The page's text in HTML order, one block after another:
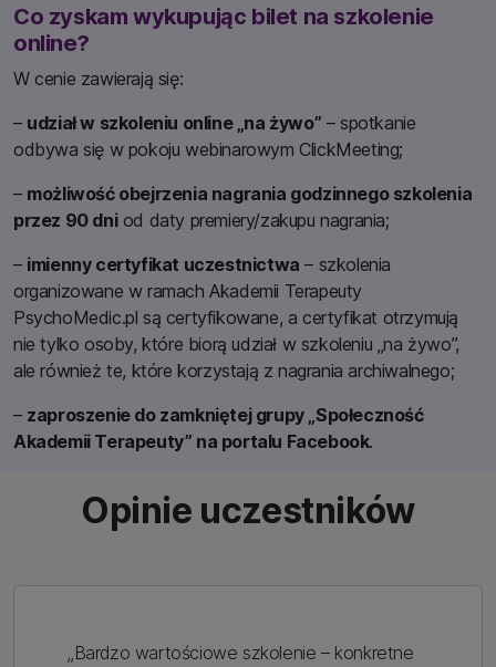
Co zyskam wykupując bilet na szkolenie
online?
W cenie zawierają się:
– udział w szkoleniu online „na żywo” – spotkanie
odbywa się w pokoju webinarowym ClickMeeting;
– możliwość obejrzenia nagrania godzinnego szkolenia
przez 90 dniod daty premiery/zakupu nagrania;
– imienny certyfikat uczestnictwa – szkolenia
organizowane w ramach Akademii Terapeuty
PsychoMedic.pl są certyfikowane, a certyfikat otrzymują
nie tylko osoby, które biorą udział w szkoleniu „na żywo”,
ale również te, które korzystają z nagrania archiwalnego;
– zaproszenie do zamkniętej grupy „Społeczność
Akademii Terapeuty” na portalu Facebook.
Opinie uczestników
„Bardzo wartościowe szkolenie – konkretne